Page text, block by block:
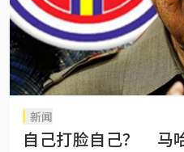
新闻
自己打脸自己？ 马